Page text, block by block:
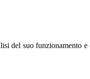
del suo